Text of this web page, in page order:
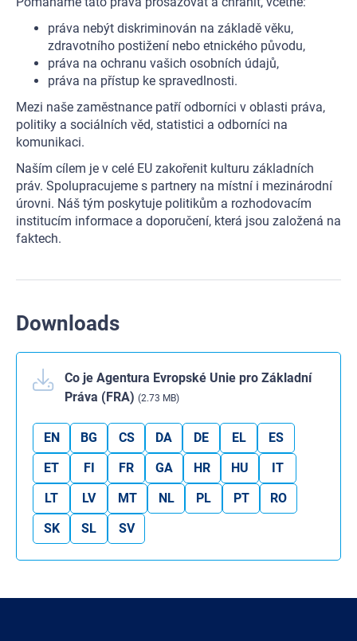
práva nebýt diskriminován na základě věku,
zdravotního postižení nebo etnického původu,
práva na ochranu vašich osobních údajů,
práva na přístup ke spravedlnosti.
Mezi naše zaměstnance patří odborníci v oblasti práva,
politiky a sociálních věd, statistici a odborníci na
komunikaci.
Naším cílem je v celé EU zakořenit kulturu základních
práv. Spolupracujeme s partnery na místní i mezinárodní
úrovni. Náš tým poskytuje politikům a rozhodovacím
institucím informace a doporučení, která jsou založená na
faktech.
Downloads
Co je Agentura Evropské Unie pro Základní
Práva (FRA) (2.73 MB)
EN BG CS DA DE EL
ES
ET
FI FR GA HR HU
IT
LT
LV MT NL PL PT
RO
SK
SL SV